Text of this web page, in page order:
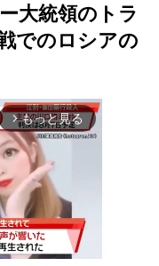
大統領のトラ
でのロシアの
arrow_forward_ios もっと見る